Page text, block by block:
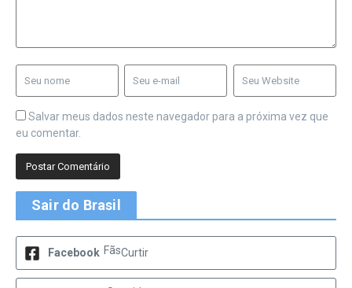
Salvar meus dados neste navegador para a próxima vez que
eu comentar.
Sair do Brasil
Facebook FãsCurtir